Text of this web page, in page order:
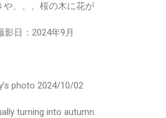
や、、、桜の木に花が
影日：2024年9月
photo 2024/10/02
turning into autumn.